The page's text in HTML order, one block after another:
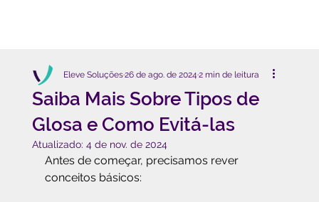
Saiba Mais Sobre Tipos de
Glosa e Como Evitá-las
Eleve Soluções26 de ago. de 20242 min de leitura
Atualizado: 4 de nov. de 2024
Antes de começar, precisamos rever
conceitos básicos: